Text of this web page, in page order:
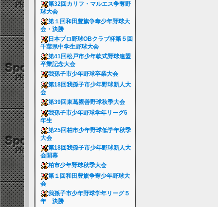
第32回カリフ・マルエス争奪野
球大会
第１回和田豊旗争奪少年野球大
会・決勝
日本プロ野球OBクラブ杯第５回
千葉県中学生野球大会
第41回松戸市少年軟式野球連盟
卒業記念大会
我孫子市少年野球卒業大会
第18回我孫子市少年野球新人大
会
第39回東葛親善野球秋季大会
我孫子市少年野球学年リーグ6
年生
第25回柏市少年野球低学年秋季
大会
第18回我孫子市少年野球新人大
会開幕
柏市少年野球秋季大会
第１回和田豊旗争奪少年野球大
会
我孫子市少年野球学年リーグ５
年 決勝